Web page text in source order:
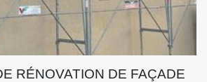
RÉNOVATION DE FAÇADE